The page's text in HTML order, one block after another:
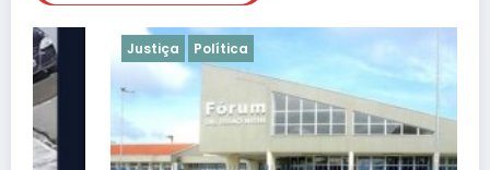
Justiça Política